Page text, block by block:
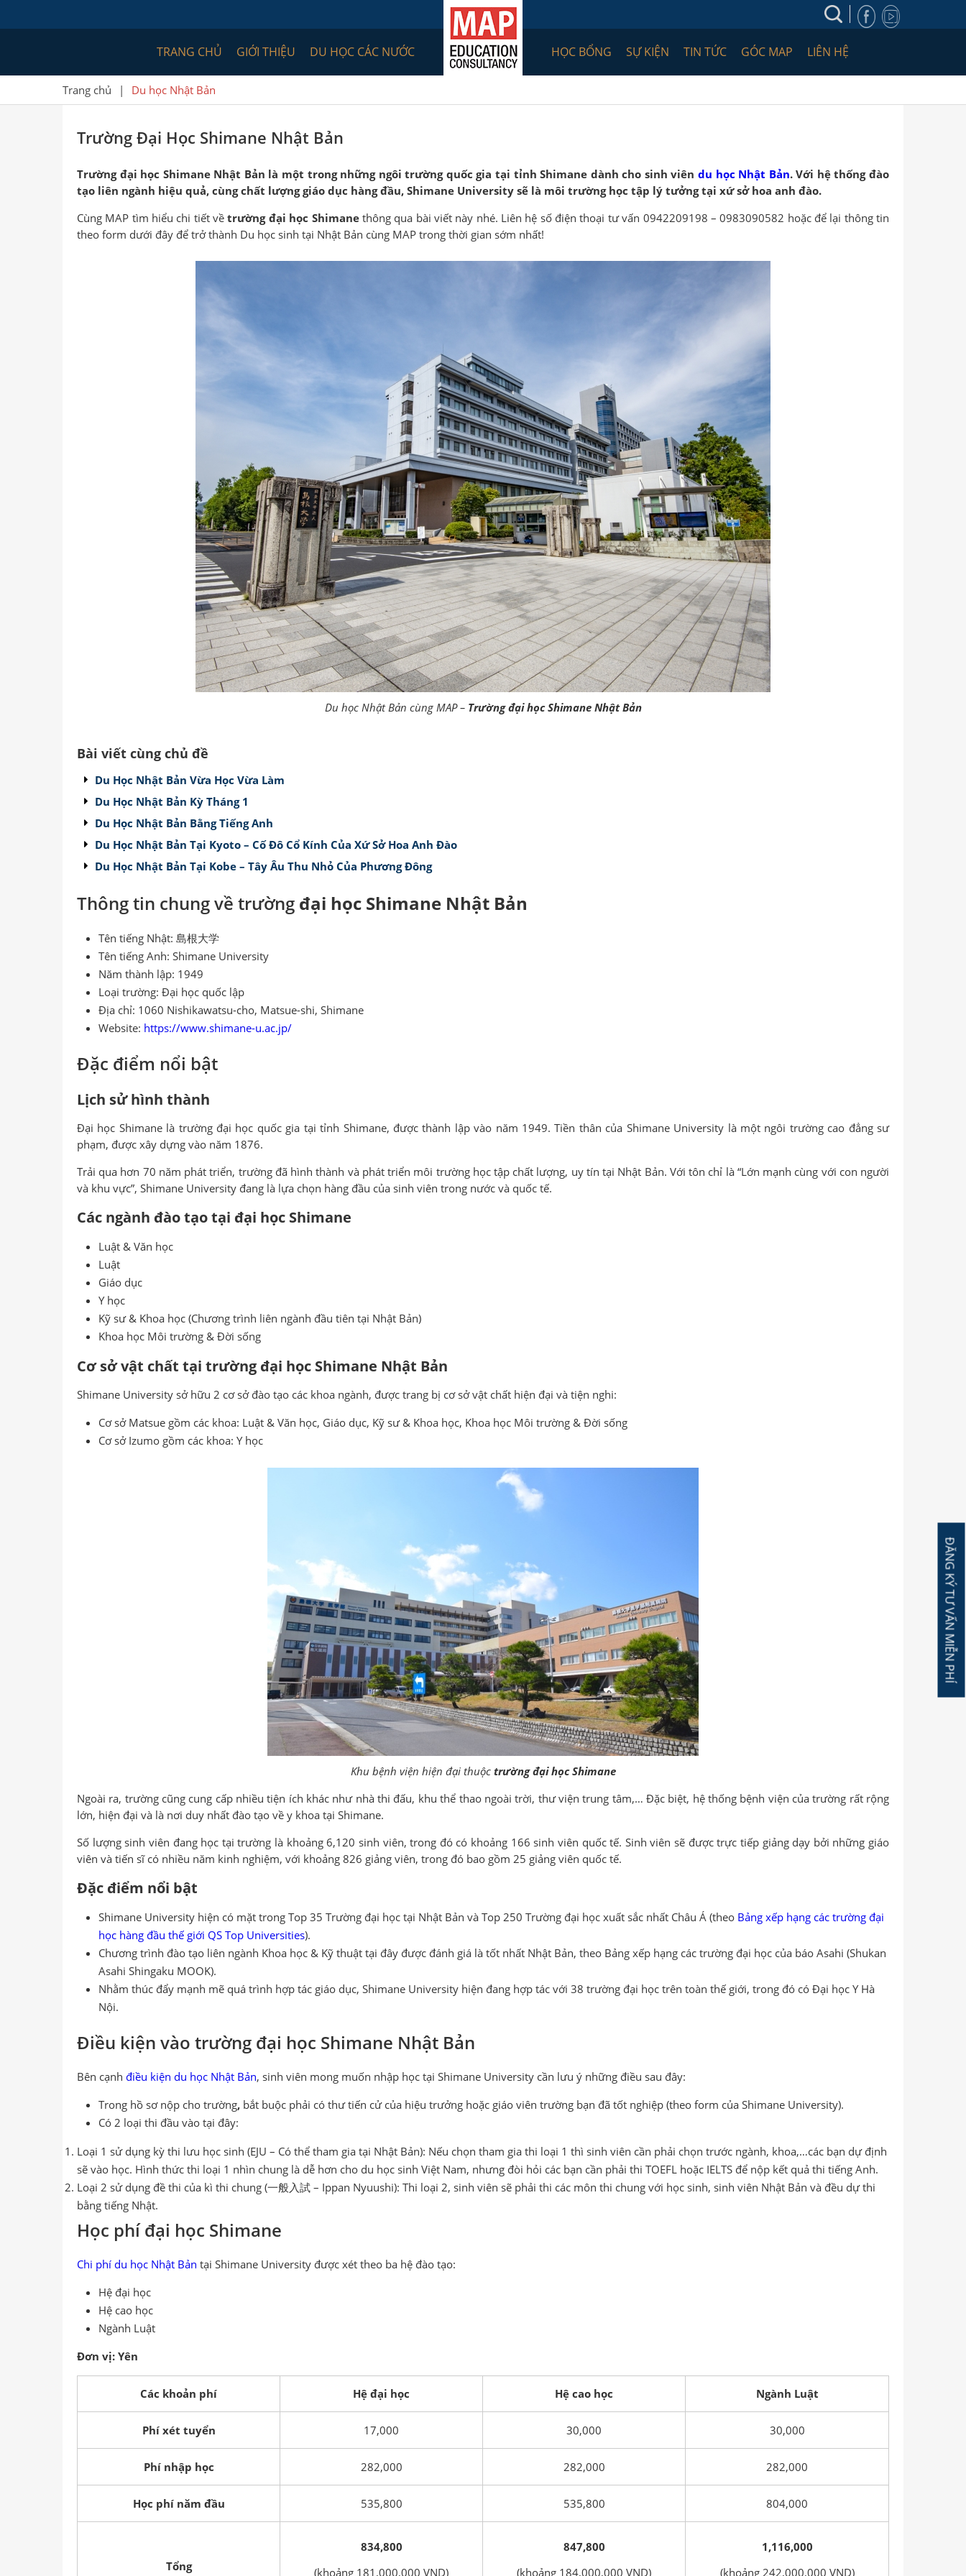
TRANG CHỦ GIỚI THIỆU DU HỌC CÁC NƯỚC HỌC BỔNG SỰ KIỆN TIN TỨC GÓC MAP LIÊN HỆ
Trang chủ | Du học Nhật Bản
Trường Đại Học Shimane Nhật Bản
Trường đại học Shimane Nhật Bản là một trong những ngôi trường quốc gia tại tỉnh Shimane dành cho sinh viên du học Nhật Bản. Với hệ thống đào
tạo liên ngành hiệu quả, cùng chất lượng giáo dục hàng đầu, Shimane University sẽ là môi trường học tập lý tưởng tại xứ sở hoa anh đào.
Cùng MAP tìm hiểu chi tiết vềtrường đại học Shimanethông qua bài viết này nhé. Liên hệ số điện thoại tư vấn 0942209198 – 0983090582 hoặc để lại thông tin
theo form dưới đây để trở thành Du học sinh tại Nhật Bản cùng MAP trong thời gian sớm nhất!
Du học Nhật Bản cùng MAP – Trường đại học Shimane Nhật Bản
Bài viết cùng chủ đề
Du Học Nhật Bản Vừa Học Vừa Làm
Du Học Nhật Bản Kỳ Tháng 1
Du Học Nhật Bản Bằng Tiếng Anh
Du Học Nhật Bản Tại Kyoto – Cố Đô Cổ Kính Của Xứ Sở Hoa Anh Đào
Du Học Nhật Bản Tại Kobe – Tây Âu Thu Nhỏ Của Phương Đông
Thông tin chung về trường đại học Shimane Nhật Bản
Tên tiếng Nhật: 島根大学
Tên tiếng Anh: Shimane University
Năm thành lập: 1949
Loại trường: Đại học quốc lập
Địa chỉ: 1060 Nishikawatsu-cho, Matsue-shi, Shimane
Website: https://www.shimane-u.ac.jp/
Đặc điểm nổi bật
Lịch sử hình thành
Đại học Shimane là trường đại học quốc gia tại tỉnh Shimane, được thành lập vào năm 1949. Tiền thân của Shimane University là một ngôi trường cao đẳng sư
phạm, được xây dựng vào năm 1876.
Trải qua hơn 70 năm phát triển, trường đã hình thành và phát triển môi trường học tập chất lượng, uy tín tại Nhật Bản. Với tôn chỉ là “Lớn mạnh cùng với con người
và khu vực”, Shimane University đang là lựa chọn hàng đầu của sinh viên trong nước và quốc tế.
Các ngành đào tạo tại đại học Shimane
Luật & Văn học
Luật
Giáo dục
Y học
Kỹ sư & Khoa học (Chương trình liên ngành đầu tiên tại Nhật Bản)
Khoa học Môi trường & Đời sống
Cơ sở vật chất tại trường đại học Shimane Nhật Bản
Shimane University sở hữu 2 cơ sở đào tạo các khoa ngành, được trang bị cơ sở vật chất hiện đại và tiện nghi:
Cơ sở Matsue gồm các khoa: Luật & Văn học, Giáo dục, Kỹ sư & Khoa học, Khoa học Môi trường & Đời sống
Cơ sở Izumo gồm các khoa: Y học
Khu bệnh viện hiện đại thuộc trường đại học Shimane
Ngoài ra, trường cũng cung cấp nhiều tiện ích khác như nhà thi đấu, khu thể thao ngoài trời, thư viện trung tâm,… Đặc biệt, hệ thống bệnh viện của trường rất rộng
lớn, hiện đại và là nơi duy nhất đào tạo về y khoa tại Shimane.
Số lượng sinh viên đang học tại trường là khoảng 6,120 sinh viên, trong đó có khoảng 166 sinh viên quốc tế. Sinh viên sẽ được trực tiếp giảng dạy bởi những giáo
viên và tiến sĩ có nhiều năm kinh nghiệm, với khoảng 826 giảng viên, trong đó bao gồm 25 giảng viên quốc tế.
Đặc điểm nổi bật
Shimane University hiện có mặt trong Top 35 Trường đại học tại Nhật Bản và Top 250 Trường đại học xuất sắc nhất Châu Á (theo Bảng xếp hạng các trường đại
học hàng đầu thế giới QS Top Universities).
Chương trình đào tạo liên ngành Khoa học & Kỹ thuật tại đây được đánh giá là tốt nhất Nhật Bản, theo Bảng xếp hạng các trường đại học của báo Asahi (Shukan
Asahi Shingaku MOOK).
Nhằm thúc đẩy mạnh mẽ quá trình hợp tác giáo dục, Shimane University hiện đang hợp tác với 38 trường đại học trên toàn thế giới, trong đó có Đại học Y Hà
Nội.
Điều kiện vào trường đại học Shimane Nhật Bản
Bên cạnh điều kiện du học Nhật Bản, sinh viên mong muốn nhập học tại Shimane University cần lưu ý những điều sau đây:
Trong hồ sơ nộp cho trường, bắt buộc phải có thư tiến cử của hiệu trưởng hoặc giáo viên trường bạn đã tốt nghiệp (theo form của Shimane University).
Có 2 loại thi đầu vào tại đây:
Loại 1 sử dụng kỳ thi lưu học sinh (EJU – Có thể tham gia tại Nhật Bản): Nếu chọn tham gia thi loại 1 thì sinh viên cần phải chọn trước ngành, khoa,…các bạn dự định
sẽ vào học. Hình thức thi loại 1 nhìn chung là dễ hơn cho du học sinh Việt Nam, nhưng đòi hỏi các bạn cần phải thi TOEFL hoặc IELTS để nộp kết quả thi tiếng Anh.
Loại 2 sử dụng đề thi của kì thi chung (一般入試 – Ippan Nyuushi): Thi loại 2, sinh viên sẽ phải thi các môn thi chung với học sinh, sinh viên Nhật Bản và đều dự thi
bằng tiếng Nhật.
Học phí đại học Shimane
Chi phí du học Nhật Bản tại Shimane University được xét theo ba hệ đào tạo:
Hệ đại học
Hệ cao học
Ngành Luật
Đơn vị: Yên
Các khoản phí Hệ đại học Hệ cao học Ngành Luật
Phí xét tuyển 17,000 30,000 30,000
Phí nhập học 282,000 282,000 282,000
Học phí năm đầu 535,800 535,800 804,000
Tổng
834,800
(khoảng 181,000,000 VND)
847,800
(khoảng 184,000,000 VND)
1,116,000
(khoảng 242,000,000 VND)
ĐĂNG KÝ TƯ VẤN MIỄN PHÍ